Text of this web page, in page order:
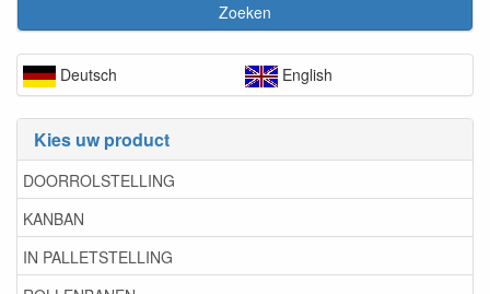
Zoeken
Deutsch English
Kies uw product
DOORROLSTELLING
KANBAN
IN PALLETSTELLING